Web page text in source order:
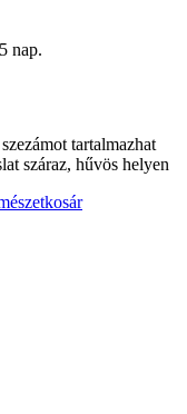
nap.
tartalmazhat
száraz, hűvös helyen